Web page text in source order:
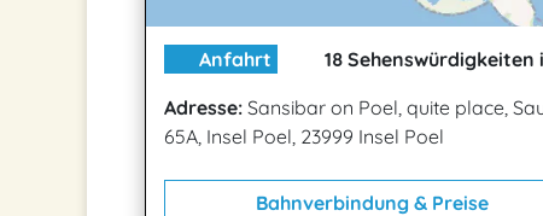
Anfahrt 18 Sehenswürdigkeiten
Adresse: Sansibar on Poel, quite place,
65A, Insel Poel, 23999 Insel Poel
Bahnverbindung & Preise